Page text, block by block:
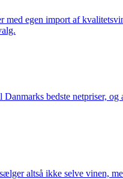
egen import af
bedste netpriser,
altså ikke selve vinen,